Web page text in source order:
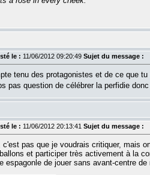
le : 11/06/2012 09:20:49 Sujet du message :
tenu des protagonistes et de ce que
pas question de célébrer la perfidie
le : 11/06/2012 20:13:41 Sujet du message :
c'est pas que je voudrais critiquer, mais
et participer très activement à la
espagonle de jouer sans avant-centre de